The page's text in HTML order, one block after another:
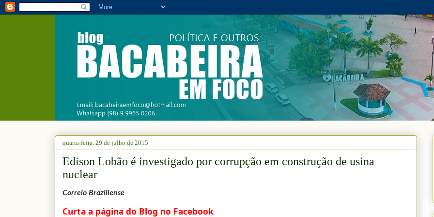
quarta-feira, 29 de julho de 2015
Edison Lobão é investigado por corrupção em construção de usina
nuclear
Correio Braziliense
Curta a página do Blog no Facebook